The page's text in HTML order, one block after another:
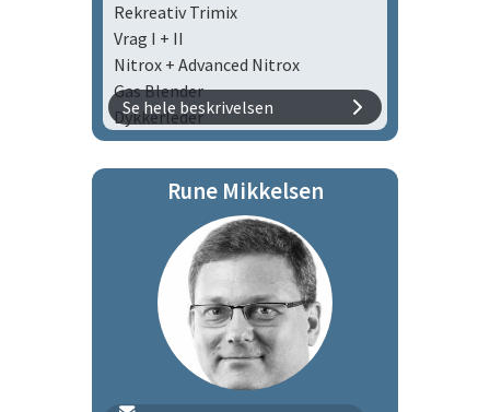
Rekreativ Trimix
Vrag I + II
Nitrox + Advanced Nitrox
Gas Blender
Dykkerleder
Duelighedsbevis (Skibsfører)
VHF-certifikat
Medlem af bådudvalget
Se hele beskrivelsen
Rune Mikkelsen